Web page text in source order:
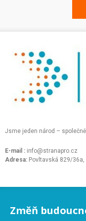
Jsme jeden národ –
E-mail : info@stranapro.cz
Adresa: Povltavská 829/36a,
Změň